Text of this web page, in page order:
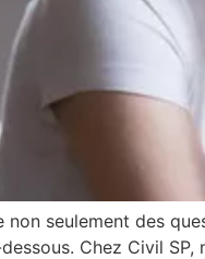
seulement des
Chez Civil